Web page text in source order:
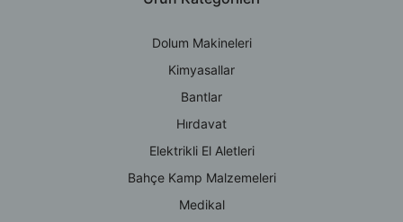
Dolum Makineleri
Kimyasallar
Bantlar
Hırdavat
Elektrikli El Aletleri
Bahçe Kamp Malzemeleri
Medikal